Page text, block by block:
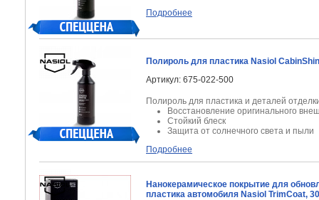
Подробнее
Полироль для пластика Nasiol
Артикул: 675-022-500
Полироль для пластика и деталей
Восстановление оригинального
Стойкий блеск
Защита от солнечного света и пыли
Подробнее
Нанокерамическое покрытие для
пластика автомобиля Nasiol TrimCoat,